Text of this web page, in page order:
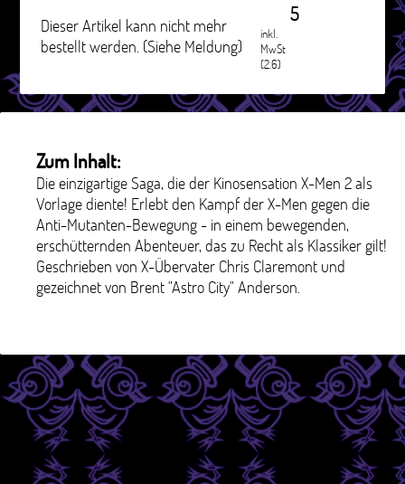
Dieser Artikel kann nicht mehr
bestellt werden. (Siehe Meldung)
5
inkl.
MwSt
(2.6)
Zum Inhalt:
Die einzigartige Saga, die der Kinosensation X-Men 2 als
Vorlage diente! Erlebt den Kampf der X-Men gegen die
Anti-Mutanten-Bewegung - in einem bewegenden,
erschütternden Abenteuer, das zu Recht als Klassiker gilt!
Geschrieben von X-Übervater Chris Claremont und
gezeichnet von Brent "Astro City" Anderson.